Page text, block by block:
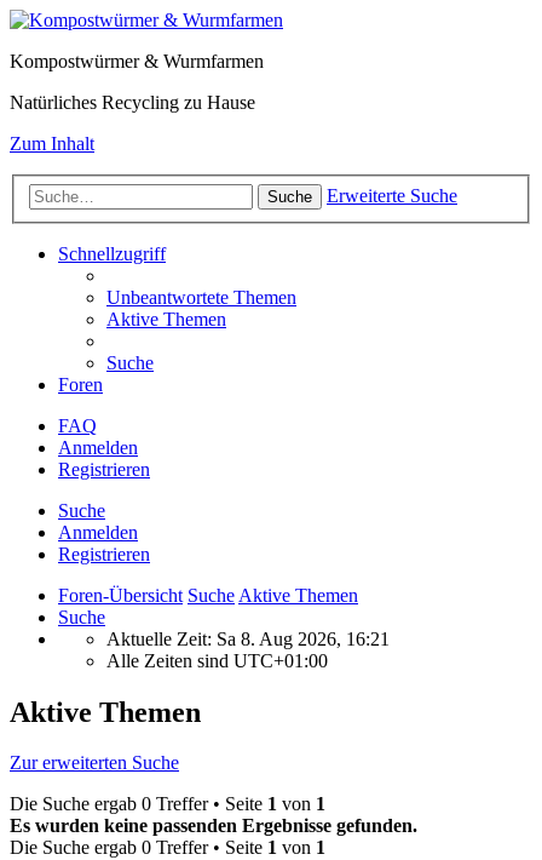
Kompostwürmer & Wurmfarmen
Natürliches Recycling zu Hause
Zum Inhalt
Suche Erweiterte Suche
Schnellzugriff
Unbeantwortete Themen
Aktive Themen
Suche
Foren
FAQ
Anmelden
Registrieren
Suche
Anmelden
Registrieren
Foren-Übersicht Suche Aktive Themen
Suche
Aktuelle Zeit: Sa 8. Aug 2026, 16:21
Alle Zeiten sind UTC+01:00
Aktive Themen
Zur erweiterten Suche
Die Suche ergab 0 Treffer • Seite 1 von 1
Es wurden keine passenden Ergebnisse gefunden.
Die Suche ergab 0 Treffer • Seite 1 von 1